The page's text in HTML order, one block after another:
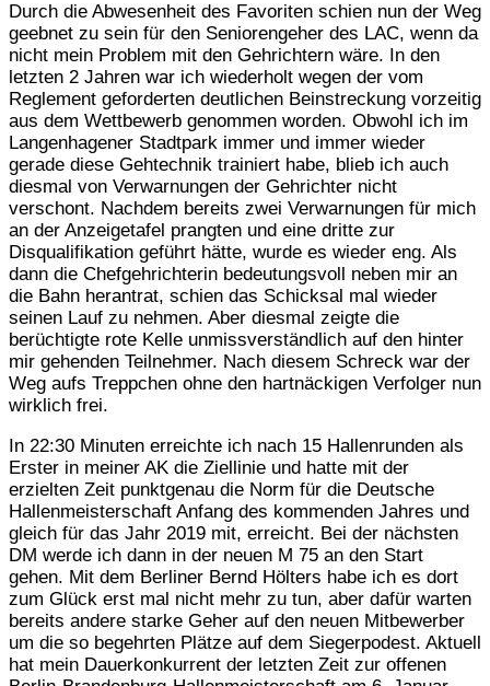
Durch die Abwesenheit des Favoriten schien nun der Weg
geebnet zu sein für den Seniorengeher des LAC, wenn da
nicht mein Problem mit den Gehrichtern wäre. In den
letzten 2 Jahren war ich wiederholt wegen der vom
Reglement geforderten deutlichen Beinstreckung vorzeitig
aus dem Wettbewerb genommen worden. Obwohl ich im
Langenhagener Stadtpark immer und immer wieder
gerade diese Gehtechnik trainiert habe, blieb ich auch
diesmal von Verwarnungen der Gehrichter nicht
verschont. Nachdem bereits zwei Verwarnungen für mich
an der Anzeigetafel prangten und eine dritte zur
Disqualifikation geführt hätte, wurde es wieder eng. Als
dann die Chefgehrichterin bedeutungsvoll neben mir an
die Bahn herantrat, schien das Schicksal mal wieder
seinen Lauf zu nehmen. Aber diesmal zeigte die
berüchtigte rote Kelle unmissverständlich auf den hinter
mir gehenden Teilnehmer. Nach diesem Schreck war der
Weg aufs Treppchen ohne den hartnäckigen Verfolger nun
wirklich frei.
In 22:30 Minuten erreichte ich nach 15 Hallenrunden als
Erster in meiner AK die Ziellinie und hatte mit der
erzielten Zeit punktgenau die Norm für die Deutsche
Hallenmeisterschaft Anfang des kommenden Jahres und
gleich für das Jahr 2019 mit, erreicht. Bei der nächsten
DM werde ich dann in der neuen M 75 an den Start
gehen. Mit dem Berliner Bernd Hölters habe ich es dort
zum Glück erst mal nicht mehr zu tun, aber dafür warten
bereits andere starke Geher auf den neuen Mitbewerber
um die so begehrten Plätze auf dem Siegerpodest. Aktuell
hat mein Dauerkonkurrent der letzten Zeit zur offenen